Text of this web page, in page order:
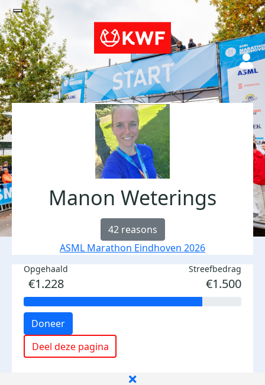
Manon Weterings
42 reasons
ASML Marathon Eindhoven 2026
Opgehaald
€1.228
Streefbedrag
€1.500
Doneer
Deel deze pagina